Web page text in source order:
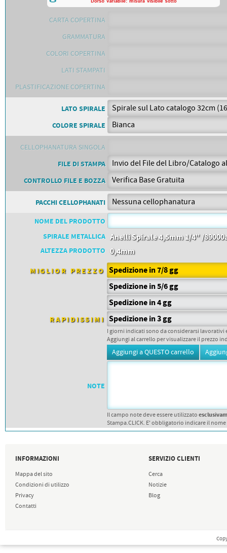
DORSALI TARGHE
PETTORALI NUMERI DA
PETTORALI CON NOME ATLETA
CARTA COPERTINA
GRAMMATURA
COLORI COPERTINA
LATI STAMPATI
PLASTIFICAZIONE COPERTINA
LATO SPIRALE
COLORE SPIRALE
CELLOPHANATURA SINGOLA
FILE DI STAMPA
CONTROLLO FILE E BOZZA
PACCHI CELLOPHANATI
NOME DEL PRODOTTO
SPIRALE METALLICA Anelli Spirale 4,5mm 1/4" /
ALTEZZA PRODOTTO 0,4mm
MIGLIOR PREZZO Spedizione in 7/8 gg
Spedizione in 5/6 gg
Spedizione in 4 gg
RAPIDISSIMI Spedizione in 3 gg
I giorni indicati sono da considerarsi
Aggiungi al carrello per visualizzare il prezzo
NOTE
Il campo note deve essere utilizzato
Stampa.CLICK. E' obbligatorio indicare il
INFORMAZIONI
Mappa del sito
Condizioni di utilizzo
Privacy
Contatti
SERVIZIO CLIENTI
Cerca
Notizie
Blog